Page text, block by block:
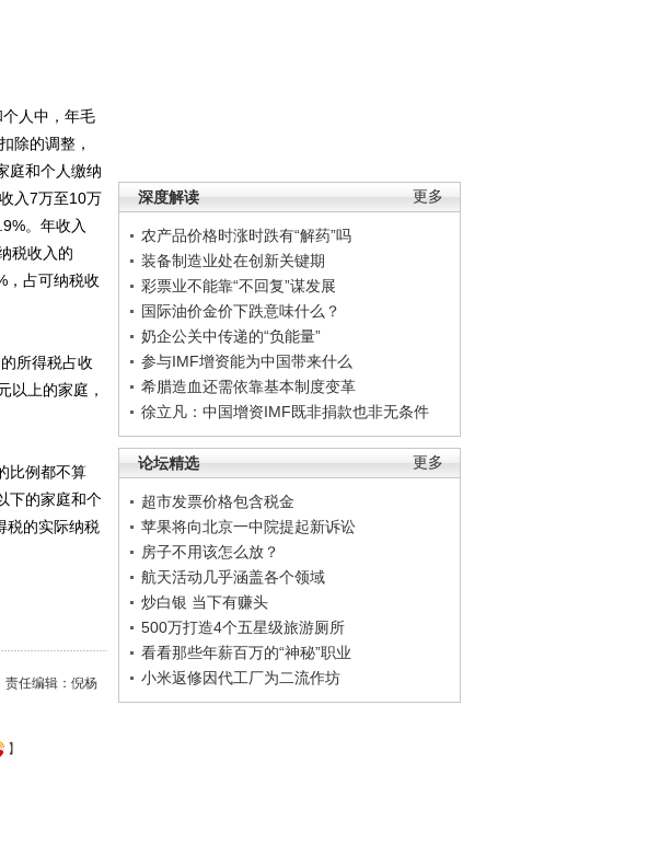
更多
深度解读
农产品价格时涨时跌有“解药”吗
装备制造业处在创新关键期
彩票业不能靠“不回复”谋发展
国际油价金价下跌意味什么？
奶企公关中传递的“负能量”
参与IMF增资能为中国带来什么
希腊造血还需依靠基本制度变革
徐立凡：中国增资IMF既非捐款也非无条件
更多
论坛精选
超市发票价格包含税金
苹果将向北京一中院提起新诉讼
房子不用该怎么放？
航天活动几乎涵盖各个领域
炒白银 当下有赚头
500万打造4个五星级旅游厕所
看看那些年薪百万的“神秘”职业
小米返修因代工厂为二流作坊
人中，年毛
除的调整，
庭和个人缴纳
入7万至10万
。年收入
税收入的
，占可纳税收
所得税占收
以上的家庭，
比例都不算
下的家庭和个
税的实际纳税
责任编辑：倪杨
】